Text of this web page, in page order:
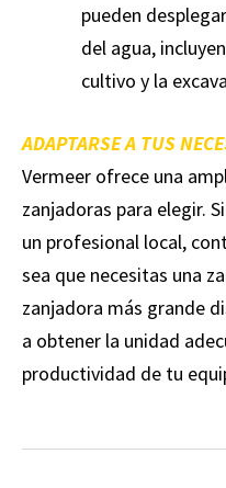
pueden
del agua,
cultivo y la
ADAPTARSE A TUS
Vermeer ofrece una
zanjadoras para elegir.
un profesional local,
sea que necesitas una
zanjadora más grande
a obtener la unidad
productividad de tu